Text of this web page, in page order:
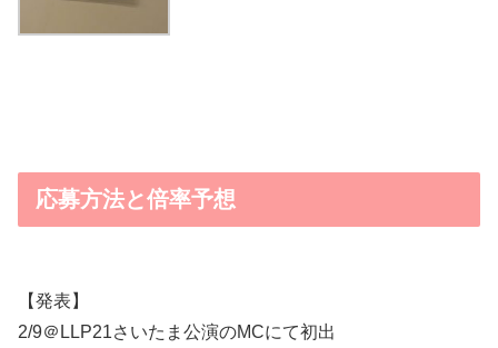
応募方法と倍率予想
【発表】
2/9＠LLP21さいたま公演のMCにて初出